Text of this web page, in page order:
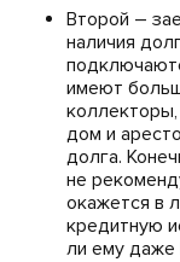
Второй –
наличия
имеют
дом и
долга.
не
окажется в
кредитную
ли ему